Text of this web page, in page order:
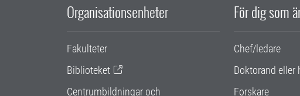
Organisationsenheter
Fakulteter
Biblioteket
Centrumbildningar och
För dig som
Chef/ledare
Doktorand eller
Forskare